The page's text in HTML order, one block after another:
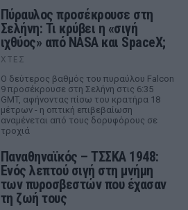
Πύραυλος προσέκρουσε στη
Σελήνη: Τι κρύβει η «σιγή
ιχθύος» από NASA και SpaceX;
ΧΤΕΣ
Ο δεύτερος βαθμός του πυραύλου Falcon
9 προσέκρουσε στη Σελήνη στις 6:35
GMT, αφήνοντας πίσω του κρατήρα 18
μέτρων - η οπτική επιβεβαίωση
αναμένεται από τους δορυφόρους σε
τροχιά
Παναθηναϊκός – ΤΣΣΚΑ 1948:
Ενός λεπτού σιγή στη μνήμη
των πυροσβεστών που έχασαν
τη ζωή τους